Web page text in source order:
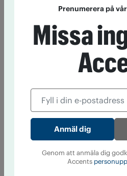
Prenumerera på
Missa
Genom att anmäla dig
Accents